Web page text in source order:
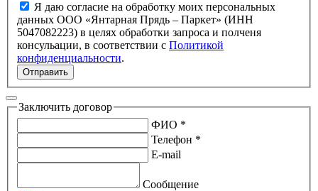
Я даю согласие на обработку моих персональных
данных ООО «Янтарная Прядь – Паркет» (ИНН
5047082223) в целях обработки запроса и полченя
консульации, в соответствии с Политикой
конфиденциальности.
Отправить
Заключить договор
ФИО *
Телефон *
E-mail
Сообщение